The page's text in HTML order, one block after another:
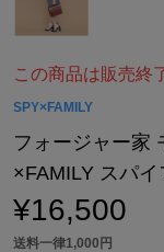
この商品は販売終
SPY×FAMILY
フォージャー家
×FAMILY スパ
¥16,500
送料一律1,000円